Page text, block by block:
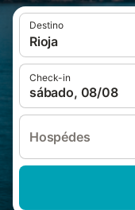
Destino
Rioja
Check-in
sábado, 08/08
Hospédes